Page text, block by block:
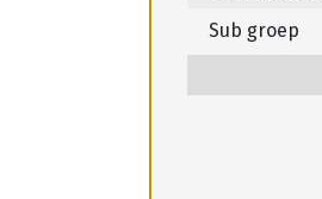
Sub groep